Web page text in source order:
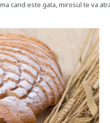
cand este gata, mirosul te va